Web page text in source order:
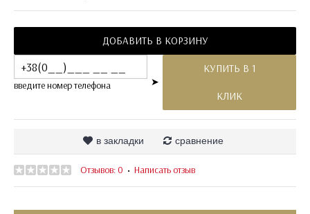
ДОБАВИТЬ В КОРЗИНУ
введите номер телефона ➤
КУПИТЬ В 1
КЛИК
в закладки сравнение
Отзывов: 0 • Написать отзыв